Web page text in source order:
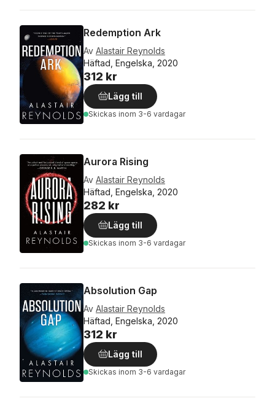
Redemption Ark
Av Alastair Reynolds
Häftad, Engelska, 2020
312 kr
Lägg till
Skickas inom 3-6 vardagar
Aurora Rising
Av Alastair Reynolds
Häftad, Engelska, 2020
282 kr
Lägg till
Skickas inom 3-6 vardagar
Absolution Gap
Av Alastair Reynolds
Häftad, Engelska, 2020
312 kr
Lägg till
Skickas inom 3-6 vardagar